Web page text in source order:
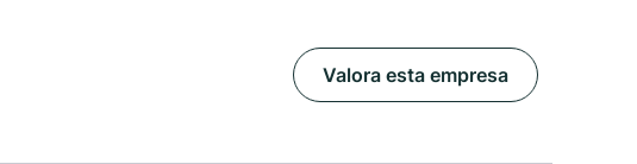
Valora esta empresa